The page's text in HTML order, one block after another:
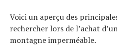
Voici un aperçu des
rechercher lors de l’achat
montagne imperméable.